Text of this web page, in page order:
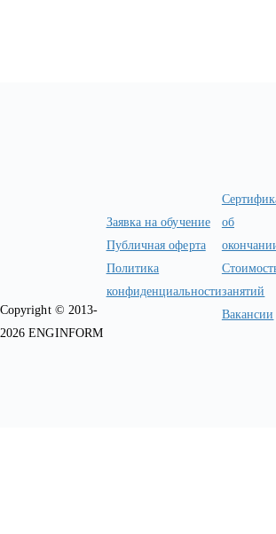
Copyright © 2013-
2026 ENGINFORM
Заявка на обучение
Публичная оферта
Политика
конфиденциальности
об
занятий
Вакансии